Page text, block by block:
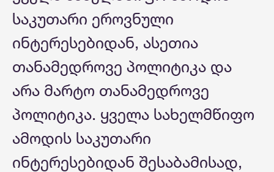
საკუთარი ეროვნული
ინტერესებიდან, ასეთია
თანამედროვე პოლიტიკა და
არა მარტო თანამედროვე
პოლიტიკა. ყველა სახელმწიფო
ამოდის საკუთარი
ინტერესებიდან შესაბამისად,